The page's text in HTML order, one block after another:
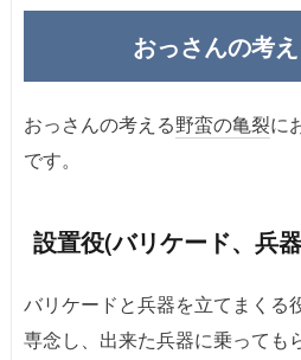
おっさんの考
おっさんの考える野蛮の亀裂に
です。
設置役(バリケード、兵
バリケードと兵器を立てまくる
専念し、出来た兵器に乗っても